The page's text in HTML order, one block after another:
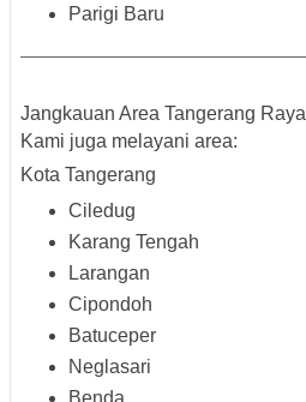
Parigi Baru
Jangkauan Area Tangerang Raya
Kami juga melayani area:
Kota Tangerang
Ciledug
Karang Tengah
Larangan
Cipondoh
Batuceper
Neglasari
Benda